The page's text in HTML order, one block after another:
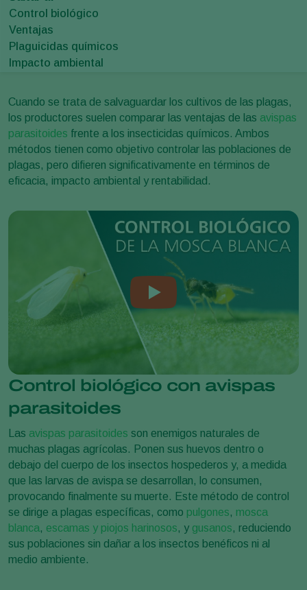
Control biológico
Ventajas
Plaguicidas químicos
Impacto ambiental
Cuando se trata de salvaguardar los cultivos de las plagas,
los productores suelen comparar las ventajas de las avispas
parasitoides frente a los insecticidas químicos. Ambos
métodos tienen como objetivo controlar las poblaciones de
plagas, pero difieren significativamente en términos de
eficacia, impacto ambiental y rentabilidad.
Control biológico con avispas
parasitoides
Las avispas parasitoides son enemigos naturales de
muchas plagas agrícolas. Ponen sus huevos dentro o
debajo del cuerpo de los insectos hospederos y, a medida
que las larvas de avispa se desarrollan, lo consumen,
provocando finalmente su muerte. Este método de control
se dirige a plagas específicas, como pulgones, mosca
blanca, escamas y piojos harinosos, y gusanos, reduciendo
sus poblaciones sin dañar a los insectos benéficos ni al
medio ambiente.